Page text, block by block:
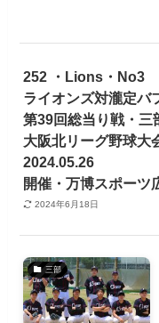
252 ・Lions・No3
ライオンズ対瀧定バ
第39回総当り戦・三
大阪北リーグ野球大
2024.05.26
開催・万博スポーツ
2024年6月18日
三部